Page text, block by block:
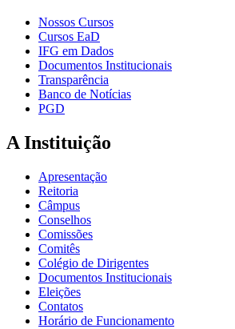
Nossos Cursos
Cursos EaD
IFG em Dados
Documentos Institucionais
Transparência
Banco de Notícias
PGD
A Instituição
Apresentação
Reitoria
Câmpus
Conselhos
Comissões
Comitês
Colégio de Dirigentes
Documentos Institucionais
Eleições
Contatos
Horário de Funcionamento